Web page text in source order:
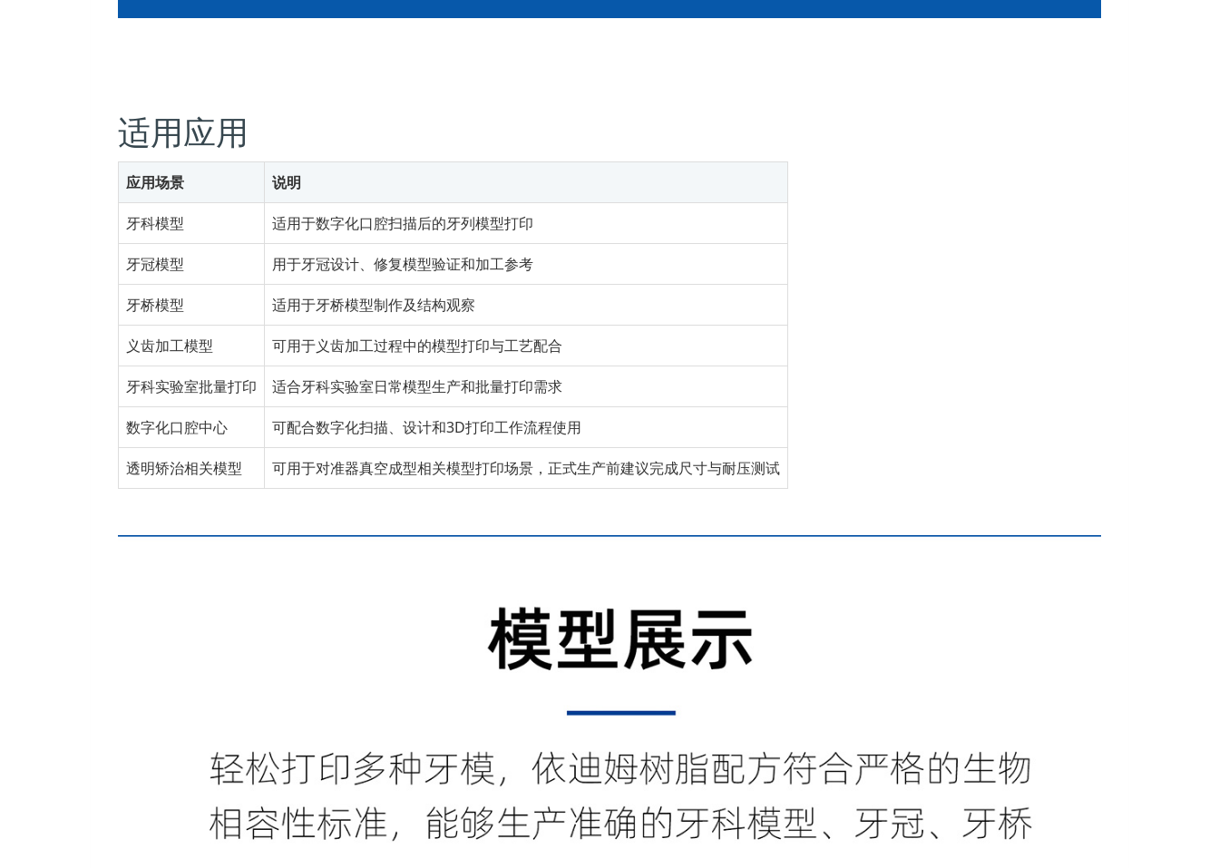
适用应用
应用场景 说明
牙科模型 适用于数字化口腔扫描后的牙列模型打印
牙冠模型 用于牙冠设计、修复模型验证和加工参考
牙桥模型 适用于牙桥模型制作及结构观察
义齿加工模型 可用于义齿加工过程中的模型打印与工艺配合
牙科实验室批量打印 适合牙科实验室日常模型生产和批量打印需求
数字化口腔中心 可配合数字化扫描、设计和3D打印工作流程使用
透明矫治相关模型 可用于对准器真空成型相关模型打印场景，正式生产前建议完成尺寸与耐压测试